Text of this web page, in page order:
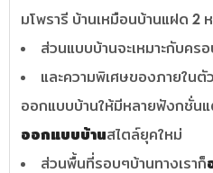
มโพรารี บ้านเหมือนบ้านแฝด 2
ส่วนแบบบ้านจะเหมาะกับค
และความพิเศษของภายใน
ออกแบบบ้านให้มีหลายฟังกชั่น
ออกแบบบ้านสไตล์ยุคใหม่
ส่วนพื้นที่รอบๆบ้านทางเราก็